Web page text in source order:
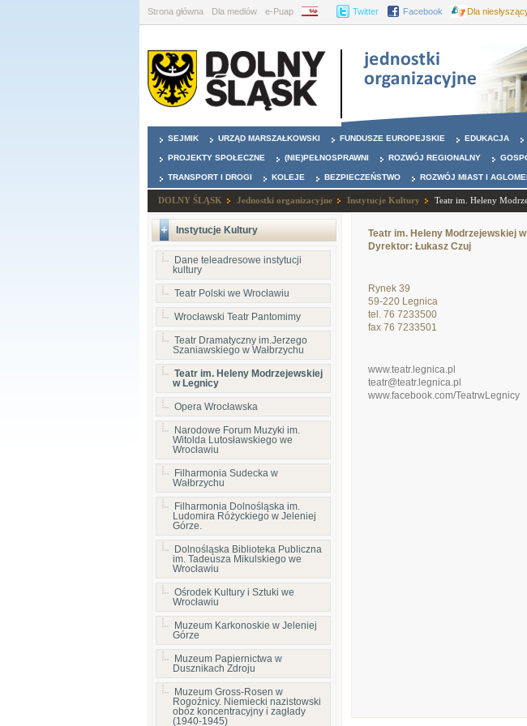
Strona główna Dla mediów e-Puap BIP Twitter Facebook Dla
SEJMIK URZĄD MARSZAŁKOWSKI FUNDUSZE EUROPEJSKIE EDUKACJA
PROJEKTY SPOŁECZNE (NIE)PEŁNOSPRAWNI ROZWÓJ REGIONALNY
TRANSPORT I DROGI KOLEJE BEZPIECZEŃSTWO ROZWÓJ MIAST I
DOLNY ŚLĄSK Jednostki organizacyjne Instytucje Kultury Teatr im. Heleny
Instytucje Kultury
Dane teleadresowe instytucji
kultury
Teatr Polski we Wrocławiu
Wrocławski Teatr Pantomimy
Teatr Dramatyczny im.Jerzego
Szaniawskiego w Wałbrzychu
Teatr im. Heleny Modrzejewskiej
w Legnicy
Opera Wrocławska
Narodowe Forum Muzyki im.
Witolda Lutosławskiego we
Wrocławiu
Filharmonia Sudecka w
Wałbrzychu
Filharmonia Dolnośląska im.
Ludomira Różyckiego w Jeleniej
Górze.
Dolnośląska Biblioteka Publiczna
im. Tadeusza Mikulskiego we
Wrocławiu
Ośrodek Kultury i Sztuki we
Wrocławiu
Muzeum Karkonoskie w Jeleniej
Górze
Muzeum Papiernictwa w
Dusznikach Zdroju
Muzeum Gross-Rosen w
Rogoźnicy. Niemiecki nazistowski
obóz koncentracyjny i zagłady
(1940-1945)
Teatr im. Heleny Modrzejewskiej
Dyrektor: Łukasz Czuj
Rynek 39
59-220 Legnica
tel. 76 7233500
fax 76 7233501
www.teatr.legnica.pl
teatr@teatr.legnica.pl
www.facebook.com/TeatrwLegnicy